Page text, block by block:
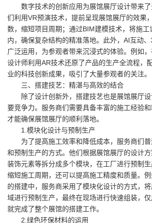
数字技术的创新应用为展馆展厅设计带来了
们利用VR预演技术，提前呈现展馆展厅的效果
数，缩短项目周期；通过BIM建模技术，将施工
内，确保复杂结构的精准落地。此外，AI互动
广泛运用，为参观者带来沉浸式的体验。例如，
设计师利用AR技术还原了产品的生产全流程，
业的科技创新成果，吸引了大量参观者的关注。
三、搭建技艺：精湛与高效的结合
除了设计创新外，搭建技艺也是展馆展厅设
要竞争力。服务商们需要具备丰富的施工经验和
才能确保展馆展厅的顺利落地。
1.模块化设计与预制生产
为了提高施工效率和降低成本，服务商们普
和预制生产的方式。他们根据展馆展厅的设计方
装饰元素等拆分成多个模块，在工厂进行预制
缩短施工周期，还可以提高施工精度和质量。
的搭建中，服务商采用了模块化设计的方式，
域进行预制生产，最终在现场进行快速组装，
就完成了整个展馆的搭建工作。
2.绿色环保材料的运用